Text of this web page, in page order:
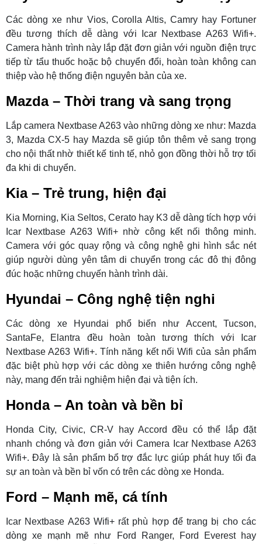
Các dòng xe như Vios, Corolla Altis, Camry hay Fortuner
đều tương thích dễ dàng với Icar Nextbase A263 Wifi+.
Camera hành trình này lắp đặt đơn giản với nguồn điện trực
tiếp từ tẩu thuốc hoặc bộ chuyển đổi, hoàn toàn không can
thiệp vào hệ thống điện nguyên bản của xe.
Mazda – Thời trang và sang trọng
Lắp camera Nextbase A263 vào những dòng xe như: Mazda
3, Mazda CX-5 hay Mazda sẽ giúp tôn thêm vẻ sang trọng
cho nội thất nhờ thiết kế tinh tế, nhỏ gọn đồng thời hỗ trợ tối
đa khi di chuyển.
Kia – Trẻ trung, hiện đại
Kia Morning, Kia Seltos, Cerato hay K3 dễ dàng tích hợp với
Icar Nextbase A263 Wifi+ nhờ công kết nối thông minh.
Camera với góc quay rộng và công nghệ ghi hình sắc nét
giúp người dùng yên tâm di chuyển trong các đô thị đông
đúc hoặc những chuyến hành trình dài.
Hyundai – Công nghệ tiện nghi
Các dòng xe Hyundai phổ biến như Accent, Tucson,
SantaFe, Elantra đều hoàn toàn tương thích với Icar
Nextbase A263 Wifi+. Tính năng kết nối Wifi của sản phẩm
đặc biệt phù hợp với các dòng xe thiên hướng công nghệ
này, mang đến trải nghiệm hiện đại và tiện ích.
Honda – An toàn và bền bỉ
Honda City, Civic, CR-V hay Accord đều có thể lắp đặt
nhanh chóng và đơn giản với Camera Icar Nextbase A263
Wifi+. Đây là sản phẩm bổ trợ đắc lực giúp phát huy tối đa
sự an toàn và bền bỉ vốn có trên các dòng xe Honda.
Ford – Mạnh mẽ, cá tính
Icar Nextbase A263 Wifi+ rất phù hợp để trang bị cho các
dòng xe mạnh mẽ như Ford Ranger, Ford Everest hay